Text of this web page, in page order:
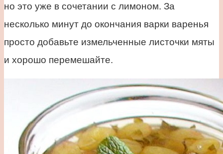
но это уже в сочетании с лимоном. За
несколько минут до окончания варки варенья
просто добавьте измельченные листочки мяты
и хорошо перемешайте.